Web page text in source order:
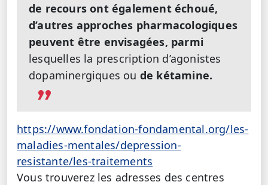
de recours ont également échoué,
d’autres approches pharmacologiques
peuvent être envisagées, parmi
lesquelles la prescription d’agonistes
dopaminergiques ou de kétamine.
https://www.fondation-fondamental.org/les-
maladies-mentales/depression-
resistante/les-traitements
Vous trouverez les adresses des centres